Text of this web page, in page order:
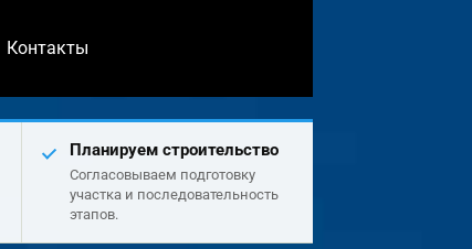
Контакты
Планируем строительство
Согласовываем подготовку
участка и последовательность
этапов.